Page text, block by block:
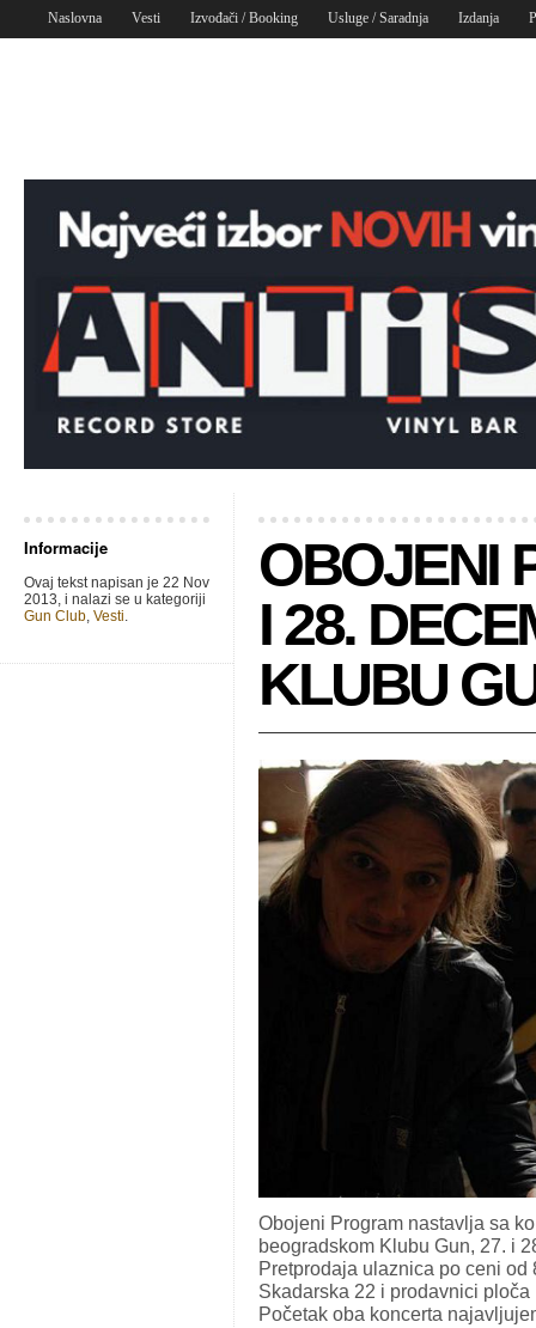
Naslovna Vesti Izvođači / Booking Usluge / Saradnja Izdanja
Informacije
Ovaj tekst napisan je 22 Nov
2013, i nalazi se u kategoriji
Gun Club, Vesti.
OBOJENI
I 28.
KLUBU
Obojeni Program nastavlja sa
beogradskom Klubu Gun, 27. i
Pretprodaja ulaznica po ceni
Skadarska 22 i prodavnici
Početak oba koncerta